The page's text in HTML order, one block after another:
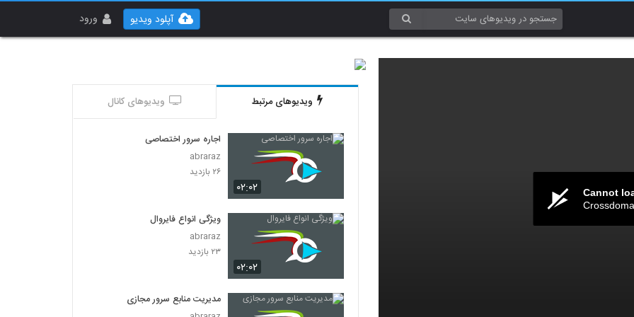
ورود آپلود ویدیو
Cannot
ویدیوهای مرتبط ویدیوهای کانال
۰۲:۰۲
اجاره سرور اختصاصی
abraraz
۲۶ بازدید
۰۲:۰۲
ویژگی انواع فایروال
abraraz
۲۳ بازدید
مدیریت منابع سرور مجازی